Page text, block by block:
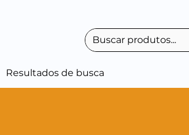
Resultados de busca